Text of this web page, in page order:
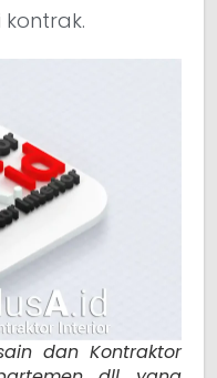
dan Kontraktor